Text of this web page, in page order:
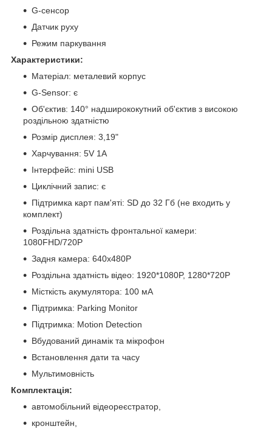
G-сенсор
Датчик руху
Режим паркування
Характеристики:
Матеріал: металевий корпус
G-Sensor: є
Об'єктив: 140° надширококутний об'єктив з високою
роздільною здатністю
Розмір дисплея: 3,19"
Харчування: 5V 1A
Інтерфейс: mini USB
Циклічний запис: є
Підтримка карт пам'яті: SD до 32 Гб (не входить у
комплект)
Роздільна здатність фронтальної камери:
1080FHD/720P
Задня камера: 640х480P
Роздільна здатність відео: 1920*1080P, 1280*720P
Місткість акумулятора: 100 мА
Підтримка: Parking Monitor
Підтримка: Motion Detection
Вбудований динамік та мікрофон
Встановлення дати та часу
Мультимовність
Комплектація:
автомобільний відеореєстратор,
кронштейн,